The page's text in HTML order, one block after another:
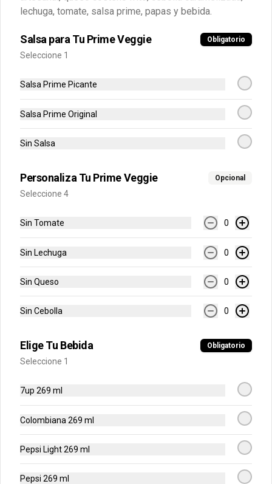
Nuevas Burgers
Falafel Burger - Combo
cebolla caramelizada, lechuga, tomate
Hamburguesa 150gr de proteína vegetal
en pan brioche con queso costeño frito,
Pollo Burger - Combo
Hamburguesa 150gr de pollo apanado
lechuga, tomate, salsa prime, papas y bebida.
Salsa para Tu Prime Veggie Obligatorio
Seleccione 1
Salsa Prime Picante
Salsa Prime Original
Sin Salsa
Personaliza Tu Prime Veggie Opcional
Seleccione 4
Sin Tomate 0
Sin Lechuga 0
Sin Queso 0
Sin Cebolla 0
Elige Tu Bebida Obligatorio
Seleccione 1
7up 269 ml
Colombiana 269 ml
Pepsi Light 269 ml
Pepsi 269 ml